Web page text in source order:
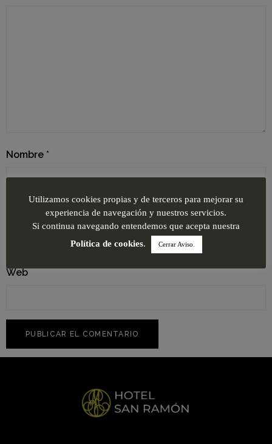
Nombre *
Correo electrónico*
Web
Utilizamos cookies propias y de terceros para mejorar su
experiencia de navegación y nuestros servicios.
Si continua navegando entendemos que acepta nuestra
Política de cookies. Cerrar Aviso.